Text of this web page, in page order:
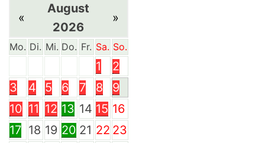
«
August
2026
»
Mo. Di. Mi. Do. Fr. Sa. So.
1
2
3
4 5 6 7 8
9
10 11 12 13 14 15 16
17 18 19 20 21 22 23